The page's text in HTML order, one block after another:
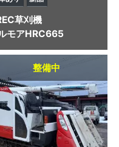
草刈機
モアHRC665
整備中